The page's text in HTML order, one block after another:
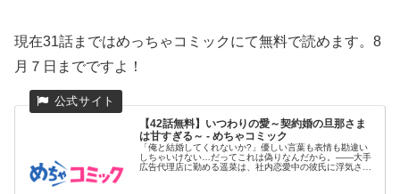
現在31話まではめっちゃコミックにて無料で読めます。8
月７日までですよ！
【42話無料】いつわりの愛～契約婚の旦那さま
は甘すぎる～ - めちゃコミック
「俺と結婚してくれないか?」優しい言葉も表情も勘違い
しちゃいけない…だってこれは偽りなんだから。――大手
広告代理店に勤める遥菜は、社内恋愛中の彼氏に浮気さ